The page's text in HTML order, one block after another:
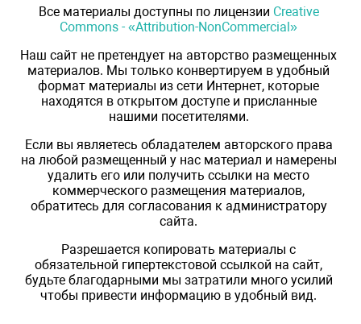
Все материалы доступны по лицензии Creative
Commons - «Attribution-NonCommercial»
Наш сайт не претендует на авторство размещенных
материалов. Мы только конвертируем в удобный
формат материалы из сети Интернет, которые
находятся в открытом доступе и присланные
нашими посетителями.
Если вы являетесь обладателем авторского права
на любой размещенный у нас материал и намерены
удалить его или получить ссылки на место
коммерческого размещения материалов,
обратитесь для согласования к администратору
сайта.
Разрешается копировать материалы с
обязательной гипертекстовой ссылкой на сайт,
будьте благодарными мы затратили много усилий
чтобы привести информацию в удобный вид.